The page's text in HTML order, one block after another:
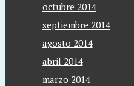
octubre 2014
septiembre 2014
agosto 2014
abril 2014
marzo 2014